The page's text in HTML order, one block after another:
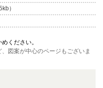
）
ください。
図案が中心のページもございま